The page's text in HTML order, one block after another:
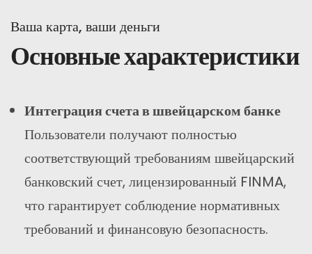
Ваша карта, ваши деньги
Основные характеристики
Интеграция счета в швейцарском банке
Пользователи получают полностью
соответствующий требованиям швейцарский
банковский счет, лицензированный FINMA,
что гарантирует соблюдение нормативных
требований и финансовую безопасность.